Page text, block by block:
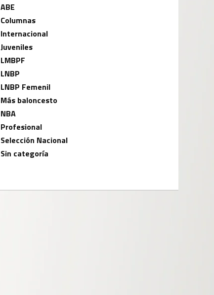
ABE
Columnas
Internacional
Juveniles
LMBPF
LNBP
LNBP Femenil
Más baloncesto
NBA
Profesional
Selección Nacional
Sin categoría